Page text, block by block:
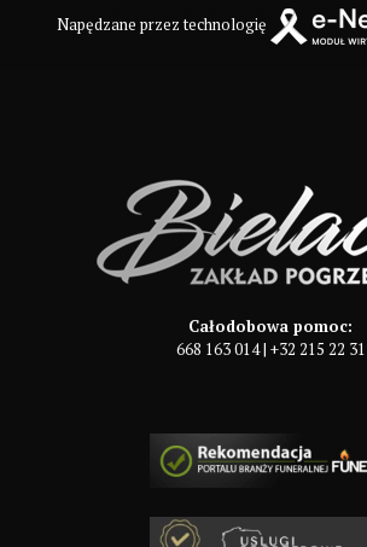
Napędzane przez technologię
Całodobowa pomoc:
668 163 014| +32 215 22 31